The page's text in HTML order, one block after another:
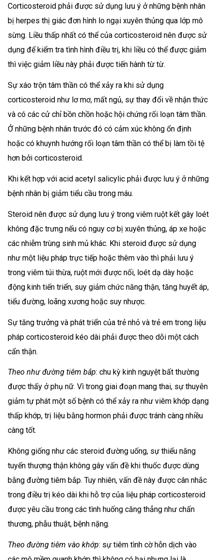
Corticosteroid phải được sử dụng lưu ý ở những bệnh nhân
bị herpes thị giác đơn hình lo ngại xuyên thủng qua lớp mô
sừng. Liều thấp nhất có thể của corticosteroid nên được sử
dụng để kiểm tra tình hình điều trị, khi liều có thể được giảm
thì việc giảm liều này phải được tiến hành từ từ.
Sự xáo trộn tâm thần có thể xảy ra khi sử dụng
corticosteroid như lơ mơ, mất ngủ, sự thay đổi về nhận thức
và có các cử chỉ bồn chồn hoặc hội chứng rối loạn tâm thần.
Ở những bệnh nhân trước đó có cảm xúc không ổn định
hoặc có khuynh hướng rối loạn tâm thần có thể bị làm tồi tệ
hơn bởi corticosteroid.
Khi kết hợp với acid acetyl salicylic phải được lưu ý ở những
bệnh nhân bị giảm tiểu cầu trong máu.
Steroid nên được sử dụng lưu ý trong viêm ruột kết gây loét
không đặc trưng nếu có nguy cơ bị xuyên thủng, áp xe hoặc
các nhiễm trùng sinh mủ khác. Khi steroid được sử dụng
như một liệu pháp trực tiếp hoặc thêm vào thì phải lưu ý
trong viêm túi thừa, ruột mới được nối, loét dạ dày hoặc
động kinh tiến triển, suy giảm chức năng thận, tăng huyết áp,
tiểu đường, loãng xương hoặc suy nhược.
Sự tăng trưởng và phát triển của trẻ nhỏ và trẻ em trong liệu
pháp corticosteroid kéo dài phải được theo dõi một cách
cẩn thận.
Theo như đường tiêm bắp: chu kỳ kinh nguyệt bất thường
được thấy ở phụ nữ. Vì trong giai đoạn mang thai, sự thuyên
giảm tự phát một số bệnh có thể xảy ra như viêm khớp dạng
thấp khớp, trị liệu bằng hormon phải được tránh càng nhiều
càng tốt.
Không giống như các steroid đường uống, sự thiểu năng
tuyến thượng thận không gây vấn đề khi thuốc được dùng
bằng đường tiêm bắp. Tuy nhiên, vấn đề này được cân nhắc
trong điều trị kéo dài khi hỗ trợ của liệu pháp corticosteroid
được yêu cầu trong các tình huống căng thẳng như chấn
thương, phẫu thuật, bệnh nặng.
Theo đường tiêm vào khớp: sự tiêm tình cờ hỗn dịch vào